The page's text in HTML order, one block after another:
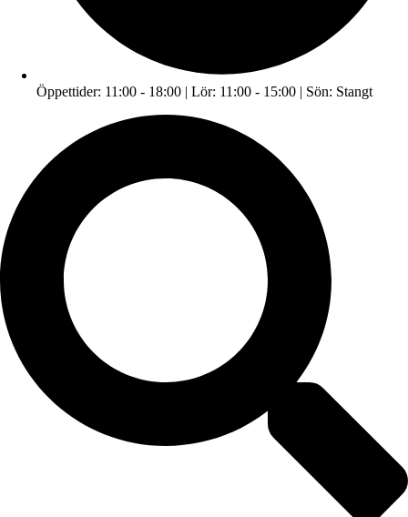
Öppettider: 11:00 - 18:00 | Lör: 11:00 - 15:00 | Sön: Stangt